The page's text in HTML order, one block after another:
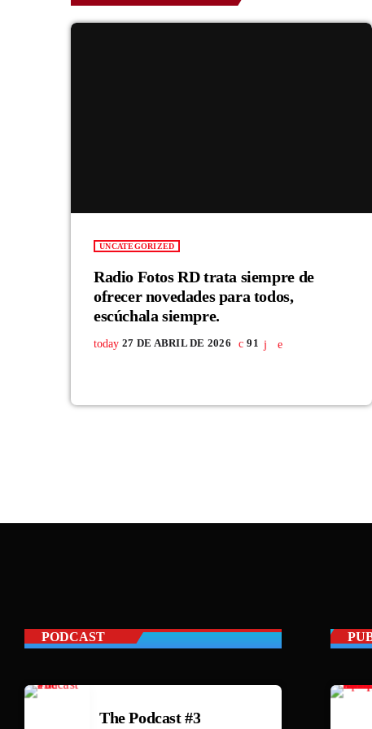
UNCATEGORIZED
Radio Fotos RD trata siempre de
ofrecer novedades para todos,
escúchala siempre.
today 27 DE ABRIL DE 2026 91
PODCAST
The Podcast #3